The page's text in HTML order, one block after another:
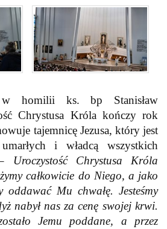
w homilii ks. bp Stanisław
Chrystusa Króla kończy rok
tajemnicę Jezusa, który jest
i władcą wszystkich
Uroczystość Chrystusa Króla
całkowicie do Niego, a jako
oddawać Mu chwałę. Jesteśmy
nabył nas za cenę swojej krwi.
Jemu poddane, a przez